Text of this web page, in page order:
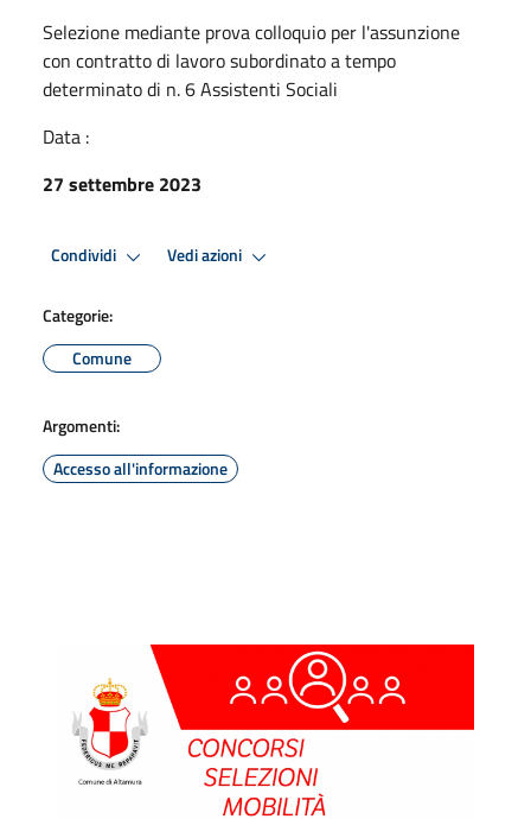
Selezione mediante prova colloquio per l'assunzione
con contratto di lavoro subordinato a tempo
determinato di n. 6 Assistenti Sociali
Data :
27 settembre 2023
Condividi Vedi azioni
Categorie:
Comune
Argomenti:
Accesso all'informazione